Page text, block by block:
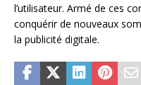
l’utilisateur. Armé de ces
conquérir de nouveaux
la publicité digitale.